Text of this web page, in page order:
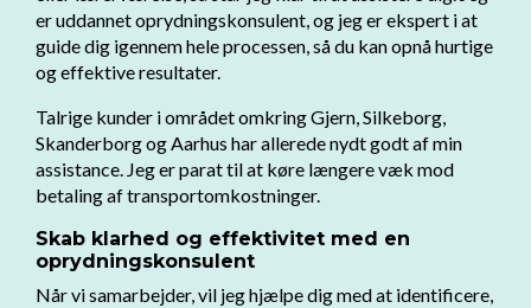
er uddannet oprydningskonsulent, og jeg er ekspert i at
guide dig igennem hele processen, så du kan opnå hurtige
og effektive resultater.
Talrige kunder i området omkring Gjern, Silkeborg,
Skanderborg og Aarhus har allerede nydt godt af min
assistance. Jeg er parat til at køre længere væk mod
betaling af transportomkostninger.
Skab klarhed og effektivitet med en
oprydningskonsulent
Når vi samarbejder, vil jeg hjælpe dig med at identificere,